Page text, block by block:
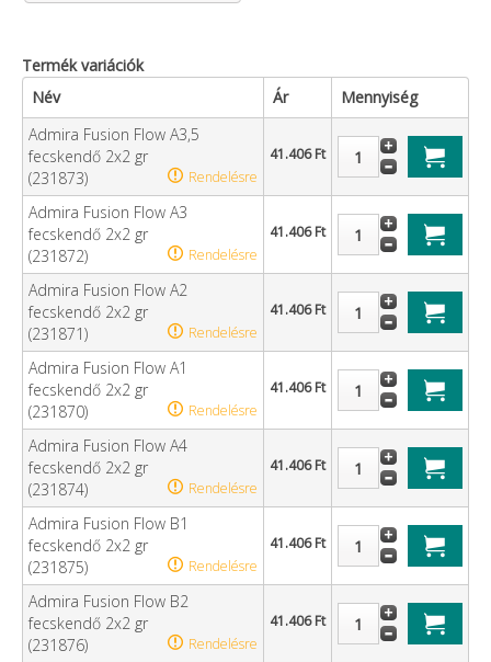
Termék variációk
Név
Ár
Mennyiség
Admira Fusion Flow A3,5
fecskendő 2x2 gr
(231873)
Rendelésre
41.406 Ft
Admira Fusion Flow A3
fecskendő 2x2 gr
(231872)
Rendelésre
41.406 Ft
Admira Fusion Flow A2
fecskendő 2x2 gr
(231871)
Rendelésre
41.406 Ft
Admira Fusion Flow A1
fecskendő 2x2 gr
(231870)
Rendelésre
41.406 Ft
Admira Fusion Flow A4
fecskendő 2x2 gr
(231874)
Rendelésre
41.406 Ft
Admira Fusion Flow B1
fecskendő 2x2 gr
(231875)
Rendelésre
41.406 Ft
Admira Fusion Flow B2
fecskendő 2x2 gr
(231876)
Rendelésre
41.406 Ft